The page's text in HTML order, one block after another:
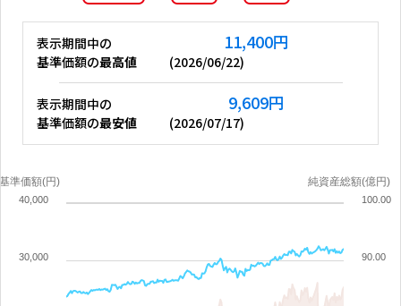
表示期間中の
基準価額の最高値
11,400円
(2026/06/22)
表示期間中の
基準価額の最安値
9,609円
(2026/07/17)
基準価額(円) 純資産総額(億円)
30,000
40,000
90.00
100.00